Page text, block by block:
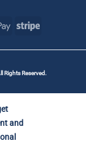
Rights Reserved.
and